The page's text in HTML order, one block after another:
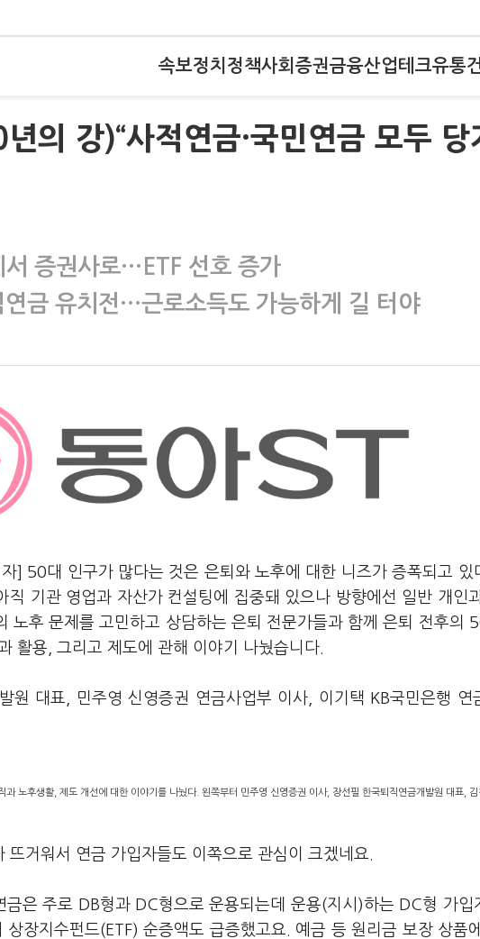
속보정치 정책사회 증권금융산업테크유통
의 강)“사적연금·국민연금 모두 당
서 증권사로…ETF 선호 증가
연금 유치전…근로소득도 가능하게 길 터야
] 50대 인구가 많다는 것은 은퇴와 노후에 대한 니즈가 증폭되고 있
직 기관 영업과 자산가 컨설팅에 집중돼 있으나 방향에선 일반 개인
노후 문제를 고민하고 상담하는 은퇴 전문가들과 함께 은퇴 전후의
활용, 그리고 제도에 관해 이야기 나눴습니다.
원 대표, 민주영 신영증권 연금사업부 이사, 이기택 KB국민은행 연
노후생활, 제도 개선에 대한 이야기를 나눴다. 왼쪽부터 민주영 신영증권 이사, 장선필 한국퇴직연금개발원 대표, 김
거워서 연금 가입자들도 이쪽으로 관심이 크겠네요.
은 주로 DB형과 DC형으로 운용되는데 운용(지시)하는 DC형 가입
장지수펀드(ETF) 순증액도 급증했고요. 예금 등 원리금 보장 상품